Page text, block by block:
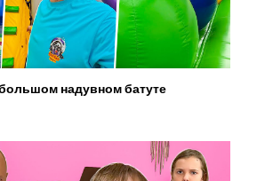
надувном батуте